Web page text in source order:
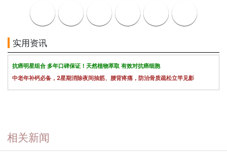
实用资讯
抗癌明星组合 多年口碑保证！天然植物萃取 有效对抗癌细胞
中老年补钙必备，2星期消除夜间抽筋、腰背疼痛，防治骨质疏松立竿见影
相关新闻